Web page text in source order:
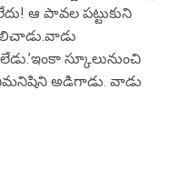
ఆ పావల పట్టుకుని
స్కూలునుంచి
అడిగాడు. వాడు